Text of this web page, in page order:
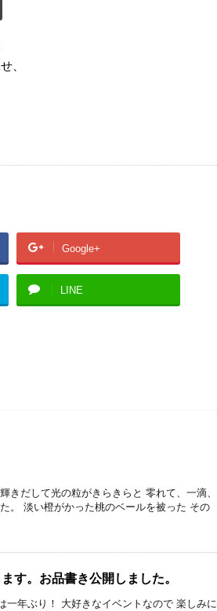
、
Google+
LINE
きだして光の粒がきらきらと 零れて、一滴、
。 淡い橙がかった桃のベールを被った その
す。お品書き公開しました。
一年ぶり！ 大好きなイベントなので 楽しみに